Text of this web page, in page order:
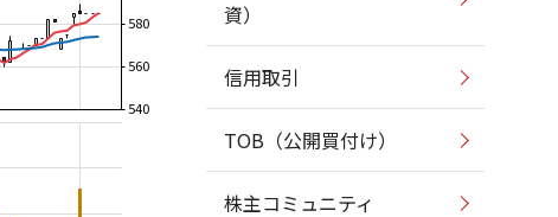
540
560
580
資）
信用取引
TOB（公開買付け）
株主コミュニティ